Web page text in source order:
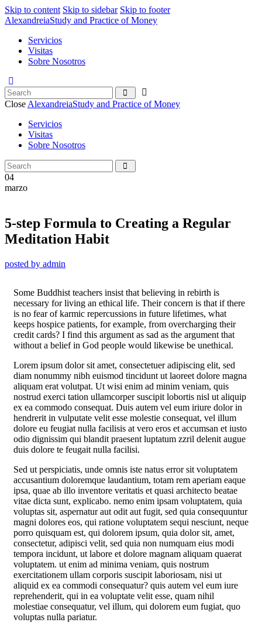
Skip to content Skip to sidebar Skip to footer
AlexandreiaStudy and Practice of Money
Servicios
Visitas
Sobre Nosotros
Close AlexandreiaStudy and Practice of Money
Servicios
Visitas
Sobre Nosotros
04
marzo
5-step Formula to Creating a Regular
Meditation Habit
posted by admin
Some Buddhist teachers insist that believing in rebirth is
necessary for living an ethical life. Their concern is that if there
is no fear of karmic repercussions in future lifetimes, what
keeps hospice patients, for example, from overcharging their
credit cards? I find this argument as sad as the argument that
without a belief in God people would likewise be unethical.
Lorem ipsum dolor sit amet, consectetuer adipiscing elit, sed
diam nonummy nibh euismod tincidunt ut laoreet dolore magna
aliquam erat volutpat. Ut wisi enim ad minim veniam, quis
nostrud exerci tation ullamcorper suscipit lobortis nisl ut aliquip
ex ea commodo consequat. Duis autem vel eum iriure dolor in
hendrerit in vulputate velit esse molestie consequat, vel illum
dolore eu feugiat nulla facilisis at vero eros et accumsan et iusto
odio dignissim qui blandit praesent luptatum zzril delenit augue
duis dolore te feugait nulla facilisi.
Sed ut perspiciatis, unde omnis iste natus error sit voluptatem
accusantium doloremque laudantium, totam rem aperiam eaque
ipsa, quae ab illo inventore veritatis et quasi architecto beatae
vitae dicta sunt, explicabo. nemo enim ipsam voluptatem, quia
voluptas sit, aspernatur aut odit aut fugit, sed quia consequuntur
magni dolores eos, qui ratione voluptatem sequi nesciunt, neque
porro quisquam est, qui dolorem ipsum, quia dolor sit, amet,
consectetur, adipisci velit, sed quia non numquam eius modi
tempora incidunt, ut labore et dolore magnam aliquam quaerat
voluptatem. ut enim ad minima veniam, quis nostrum
exercitationem ullam corporis suscipit laboriosam, nisi ut
aliquid ex ea commodi consequatur? quis autem vel eum iure
reprehenderit, qui in ea voluptate velit esse, quam nihil
molestiae consequatur, vel illum, qui dolorem eum fugiat, quo
voluptas nulla pariatur.